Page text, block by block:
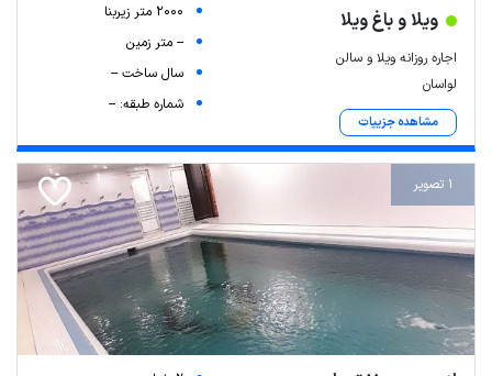
ویلا و باغ ویلا
اجاره روزانه ویلا و سالن
لواسان
مشاهده جزییات
2000 متر زیربنا
-- متر زمین
سال ساخت --
شماره طبقه: --
1 تصویر